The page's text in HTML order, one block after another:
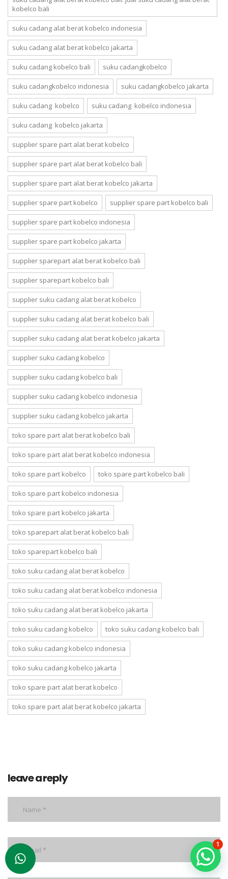
kobelco bali
suku cadang alat berat kobelco indonesia
suku cadang alat berat kobelco jakarta
suku cadang kobelco bali suku cadangkobelco
suku cadangkobelco indonesia suku cadangkobelco jakarta
suku cadang kobelco suku cadang kobelco indonesia
suku cadang kobelco jakarta
supplier spare part alat berat kobelco
supplier spare part alat berat kobelco bali
supplier spare part alat berat kobelco jakarta
supplier spare part kobelco supplier spare part kobelco bali
supplier spare part kobelco indonesia
supplier spare part kobelco jakarta
supplier sparepart alat berat kobelco bali
supplier sparepart kobelco bali
supplier suku cadang alat berat kobelco
supplier suku cadang alat berat kobelco bali
supplier suku cadang alat berat kobelco jakarta
supplier suku cadang kobelco
supplier suku cadang kobelco bali
supplier suku cadang kobelco indonesia
supplier suku cadang kobelco jakarta
toko spare part alat berat kobelco bali
toko spare part alat berat kobelco indonesia
toko spare part kobelco toko spare part kobelco bali
toko spare part kobelco indonesia
toko spare part kobelco jakarta
toko sparepart alat berat kobelco bali
toko sparepart kobelco bali
toko suku cadang alat berat kobelco
toko suku cadang alat berat kobelco indonesia
toko suku cadang alat berat kobelco jakarta
toko suku cadang kobelco toko suku cadang kobelco bali
toko suku cadang kobelco indonesia
toko suku cadang kobelco jakarta
toko spare part alat berat kobelco
toko spare part alat berat kobelco jakarta
leave a reply
1